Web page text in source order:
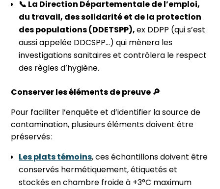
📞 La Direction Départementale de l’emploi,
du travail, des solidarité et de la protection
des populations (DDETSPP),ex DDPP (qui s’est
aussi appelée DDCSPP…) qui mènera les
investigations sanitaires et contrôlera le respect
des règles d’hygiène.
Conserver les éléments de preuve 🔎
Pour faciliter l’enquête et d’identifier la source de
contamination, plusieurs éléments doivent être
préservés :
Les plats témoins, ces échantillons doivent être
conservés hermétiquement, étiquetés et
stockés en chambre froide à +3°C maximum